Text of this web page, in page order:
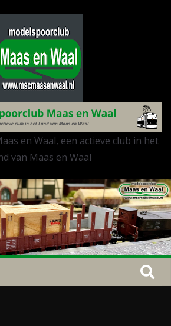
en Waal, een actieve club in het
van Maas en Waal